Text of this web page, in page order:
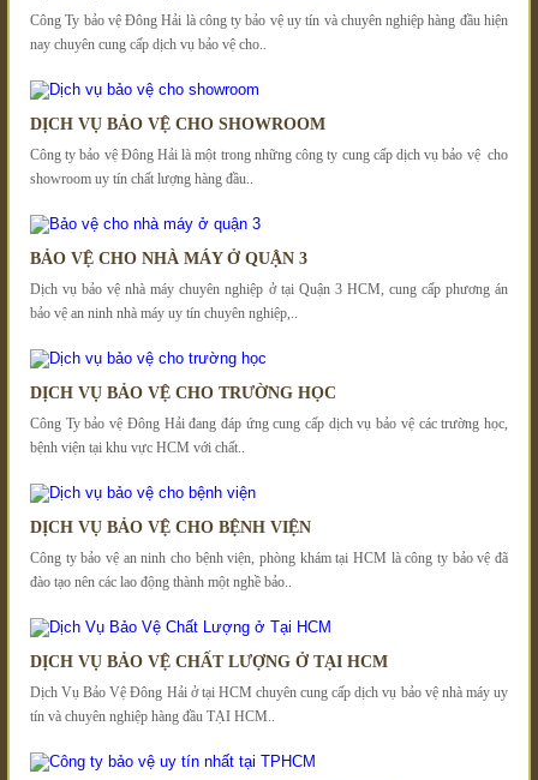
Công Ty bảo vệ Đông Hải là công ty bảo vệ uy tín và chuyên nghiệp hàng đầu hiện
nay chuyên cung cấp dịch vụ bảo vệ cho..
DỊCH VỤ BẢO VỆ CHO SHOWROOM
Công ty bảo vệ Đông Hải là một trong những công ty cung cấp dịch vụ bảo vệ cho
showroom uy tín chất lượng hàng đầu..
BẢO VỆ CHO NHÀ MÁY Ở QUẬN 3
Dịch vụ bảo vệ nhà máy chuyên nghiệp ở tại Quận 3 HCM, cung cấp phương án
bảo vệ an ninh nhà máy uy tín chuyên nghiệp,..
DỊCH VỤ BẢO VỆ CHO TRƯỜNG HỌC
Công Ty bảo vệ Đông Hải đang đáp ứng cung cấp dịch vụ bảo vệ các trường học,
bệnh viện tại khu vực HCM với chất..
DỊCH VỤ BẢO VỆ CHO BỆNH VIỆN
Công ty bảo vệ an ninh cho bệnh viện, phòng khám tại HCM là công ty bảo vệ đã
đào tạo nên các lao động thành một nghề bảo..
DỊCH VỤ BẢO VỆ CHẤT LƯỢNG Ở TẠI HCM
Dịch Vụ Bảo Vệ Đông Hải ở tại HCM chuyên cung cấp dịch vụ bảo vệ nhà máy uy
tín và chuyên nghiệp hàng đầu TẠI HCM..